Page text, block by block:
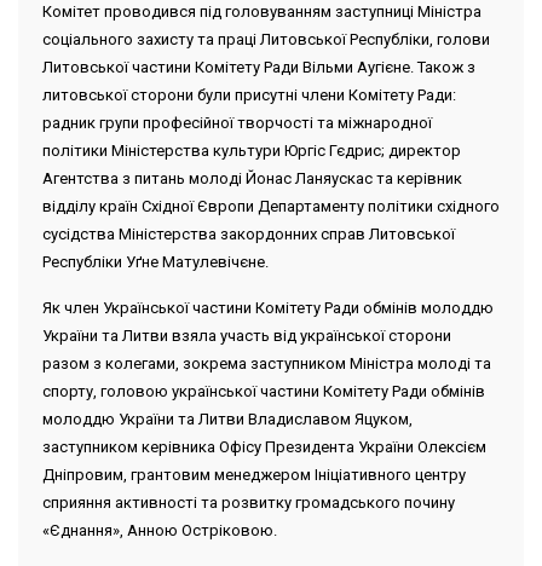
Комітет проводився під головуванням заступниці Міністра
соціального захисту та праці Литовської Республіки, голови
Литовської частини Комітету Ради Вільми Аугієне. Також з
литовської сторони були присутні члени Комітету Ради:
радник групи професійної творчості та міжнародної
політики Міністерства культури Юргіс Гєдрис; директор
Агентства з питань молоді Йонас Ланяускас та керівник
відділу країн Східної Європи Департаменту політики східного
сусідства Міністерства закордонних справ Литовської
Республіки Уґне Матулевічєне.
Як член Української частини Комітету Ради обмінів молоддю
України та Литви взяла участь від української сторони
разом з колегами, зокрема заступником Міністра молоді та
спорту, головою української частини Комітету Ради обмінів
молоддю України та Литви Владиславом Яцуком,
заступником керівника Офісу Президента України Олексієм
Дніпровим, грантовим менеджером Ініціативного центру
сприяння активності та розвитку громадського почину
«Єднання», Анною Остріковою.